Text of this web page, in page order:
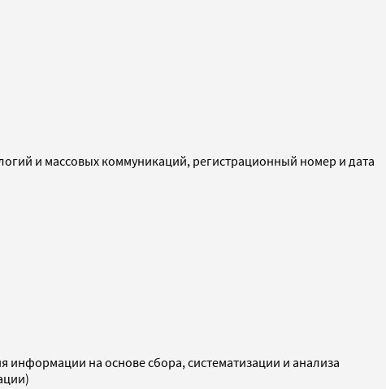
и массовых коммуникаций, регистрационный номер и дата
на основе сбора, систематизации и анализа